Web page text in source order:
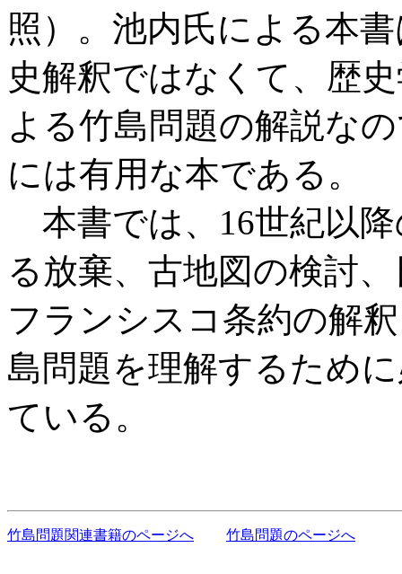
照）。池内氏による本
史解釈ではなくて、歴
よる竹島問題の解説な
には有用な本である。
本書では、16世紀以
る放棄、古地図の検討
フランシスコ条約の解
島問題を理解するため
ている。
竹島問題関連書籍のページへ 竹島問題のページへ